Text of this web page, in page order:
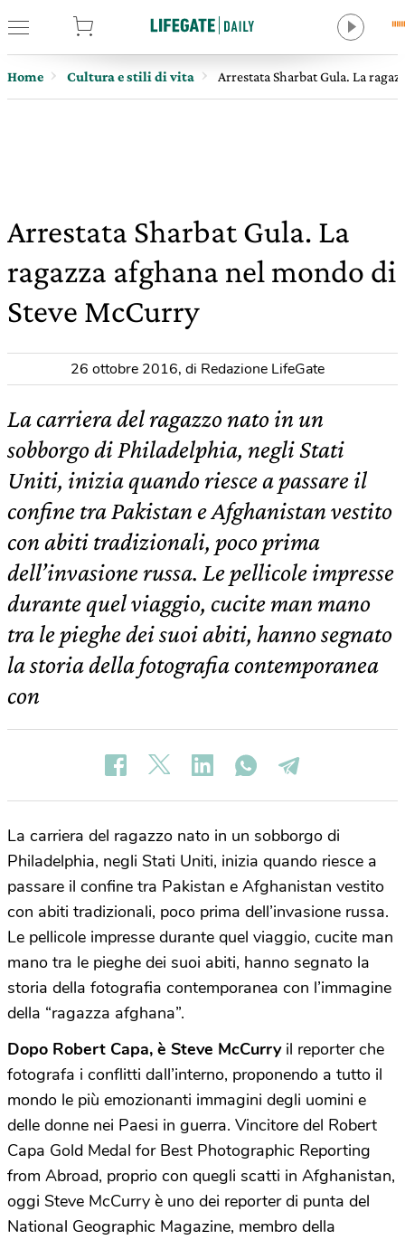
Home Cultura e stili di vita Arrestata Sharbat Gula. La
Arrestata Sharbat Gula. La
ragazza afghana nel mondo di
Steve McCurry
26 ottobre 2016, di Redazione LifeGate
La carriera del ragazzo nato in un
sobborgo di Philadelphia, negli Stati
Uniti, inizia quando riesce a passare il
confine tra Pakistan e Afghanistan vestito
con abiti tradizionali, poco prima
dell’invasione russa. Le pellicole impresse
durante quel viaggio, cucite man mano
tra le pieghe dei suoi abiti, hanno segnato
la storia della fotografia contemporanea
con
La carriera del ragazzo nato in un sobborgo di
Philadelphia, negli Stati Uniti, inizia quando riesce a
passare il confine tra Pakistan e Afghanistan vestito
con abiti tradizionali, poco prima dell’invasione russa.
Le pellicole impresse durante quel viaggio, cucite man
mano tra le pieghe dei suoi abiti, hanno segnato la
storia della fotografia contemporanea con l’immagine
della “ragazza afghana”.
Dopo Robert Capa, è Steve McCurryil reporter che
fotografa i conflitti dall’interno, proponendo a tutto il
mondo le più emozionanti immagini degli uomini e
delle donne nei Paesi in guerra. Vincitore del Robert
Capa Gold Medal for Best Photographic Reporting
from Abroad, proprio con quegli scatti in Afghanistan,
oggi Steve McCurry è uno dei reporter di punta del
National Geographic Magazine, membro della